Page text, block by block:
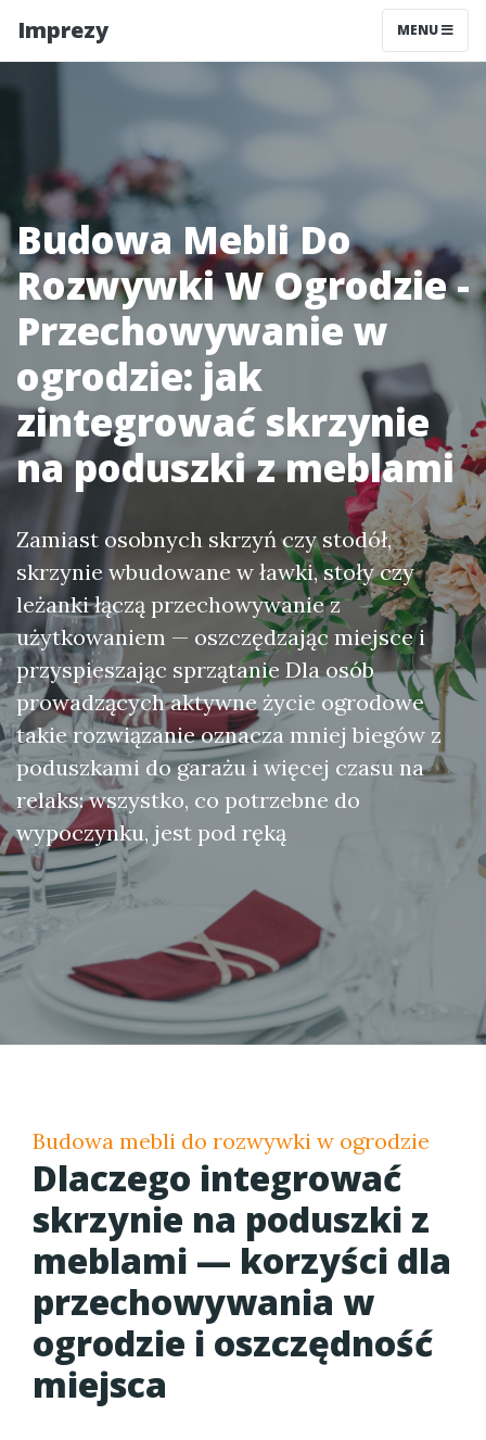
Imprezy MENU
Budowa Mebli Do
Rozwywki W Ogrodzie -
Przechowywanie w
ogrodzie: jak
zintegrować skrzynie
na poduszki z meblami
Zamiast osobnych skrzyń czy stodół,
skrzynie wbudowane w ławki, stoły czy
leżanki łączą przechowywanie z
użytkowaniem — oszczędzając miejsce i
przyspieszając sprzątanie Dla osób
prowadzących aktywne życie ogrodowe
takie rozwiązanie oznacza mniej biegów z
poduszkami do garażu i więcej czasu na
relaks: wszystko, co potrzebne do
wypoczynku, jest pod ręką
Budowa mebli do rozwywki w ogrodzie
Dlaczego integrować
skrzynie na poduszki z
meblami — korzyści dla
przechowywania w
ogrodzie i oszczędność
miejsca